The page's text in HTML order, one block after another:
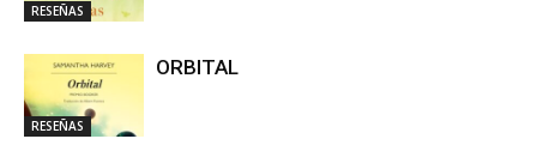
RESEÑAS
RESEÑAS
ORBITAL